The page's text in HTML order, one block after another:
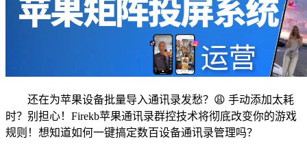
还在为苹果设备批量导入通讯录发愁？😩 手动添加太耗
时？别担心！Firekb苹果通讯录群控技术将彻底改变你的游戏
规则！想知道如何一键搞定数百设备通讯录管理吗？